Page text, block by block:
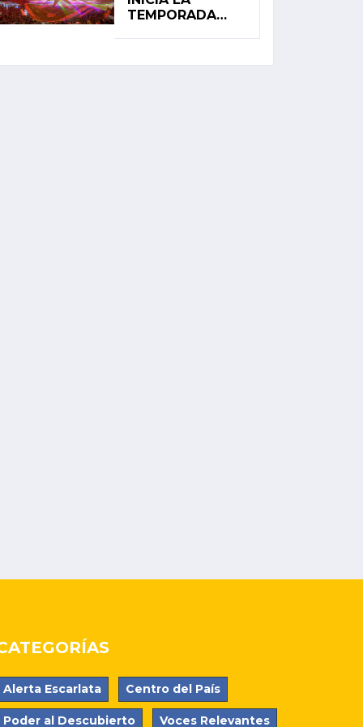
TEMPORADA
BÉISBOL CON
Alerta Escarlata Centro del País
Poder al Descubierto Voces Relevantes